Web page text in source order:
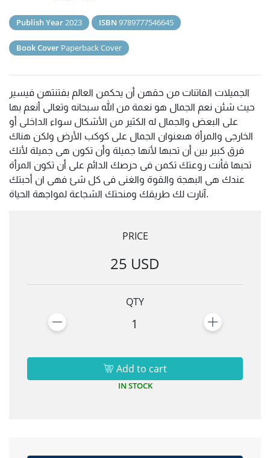
Publish Year2023 ISBN 9789777546645
Book Cover Paperback Cover
الجميلات الفاتنات من حقهن أن يحكمن العالم بفتنتهن فيسير
حيث شئن نعم الجمال هو نعمة من الله سبحانه وتعالى أنعم بها
على البعض والجمال له الكثير من الأشكال سواء الداخلى أو
الخارجى والمرأة هىعنوان الجمال على كوكب الأرض ولكن هناك
فرق كبير بين أن تحبها لأنها جميلة وأن تكون هى جميلة لأنك
تحبها قأنت روعتك تكمن فى حرصك الدائم على أن تكون المرأة
عندك هى البهجة والقوة والغنى فى كل شئ فهى ان أحبتك
آنارت لك طريقك ومنحتك الشجاعة لمواجهة الحياة.
PRICE
25 USD
QTY
1
Add to cart
IN STOCK